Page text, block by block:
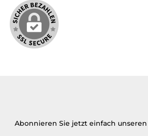
Abonnieren Sie jetzt einfach